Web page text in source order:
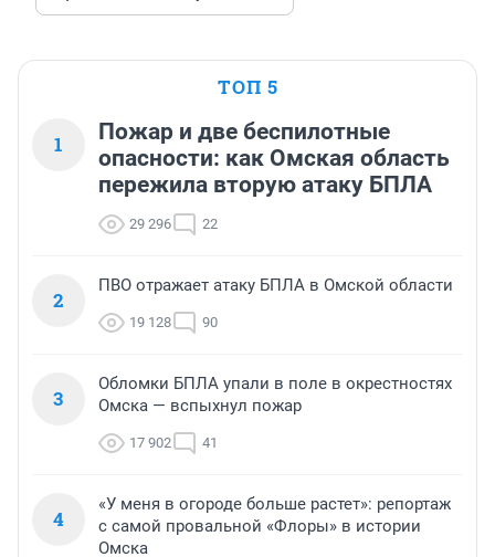
ТОП 5
1
Пожар и две беспилотные
опасности: как Омская область
пережила вторую атаку БПЛА
29 296 22
2
ПВО отражает атаку БПЛА в Омской области
19 128 90
3
Обломки БПЛА упали в поле в окрестностях
Омска — вспыхнул пожар
17 902 41
4
«У меня в огороде больше растет»: репортаж
с самой провальной «Флоры» в истории
Омска